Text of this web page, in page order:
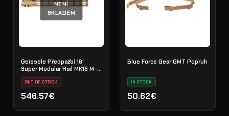
NENÍ
SKLADEM
Geissele Předpažbí 16"
Super Modular Rail MK18 M-
LOK
OUT OF STOCK
546.57€
Blue Force Gear GMT Popruh
IN STOCK
50.62€